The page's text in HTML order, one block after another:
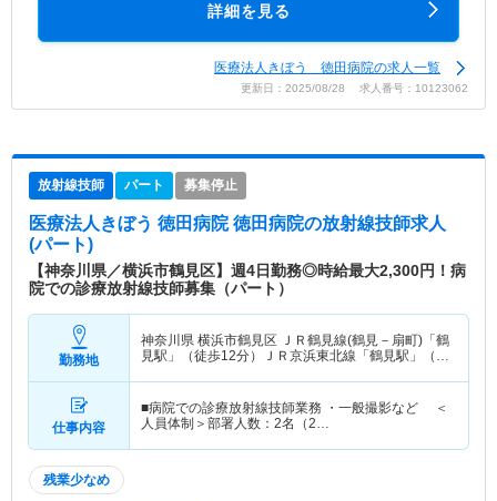
詳細を見る
医療法人きぼう 徳田病院の求人一覧
更新日：2025/08/28 求人番号：10123062
放射線技師 パート 募集停止
医療法人きぼう 徳田病院 徳田病院の放射線技師求人
(パート)
【神奈川県／横浜市鶴見区】週4日勤務◎時給最大2,300円！病
院での診療放射線技師募集（パート）
勤務地
神奈川県 横浜市鶴見区
ＪＲ鶴見線(鶴見－扇町)「鶴
見駅」（徒歩12分）ＪＲ京浜東北線「鶴見駅」（徒
仕事内容
■病院での診療放射線技師業務 ・一般撮影など ＜
人員体制＞部署人数：2名（2…
残業少なめ